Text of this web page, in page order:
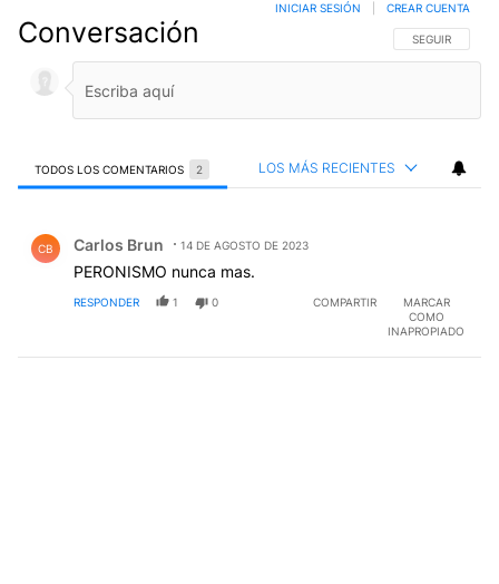
Conversación SIGA ESTA
SEGUIR
INICIAR SESIÓN CREAR CUENTA
TODOS LOS COMENTARIOS 2 LOS MÁS RECIENTES
CB Carlos Brun 14 DE AGOSTO DE 2023
PERONISMO nunca mas.
RESPONDER 1 0 COMPARTIR
MARCAR
COMO
INAPROPIADO